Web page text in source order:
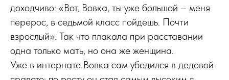
доходчиво: «Вот, Вовка, ты уже большой – меня
перерос, в седьмой класс пойдешь. Почти
взрослый». Так что плакала при расставании
одна только мать, но она же женщина.
Уже в интернате Вовка сам убедился в дедовой